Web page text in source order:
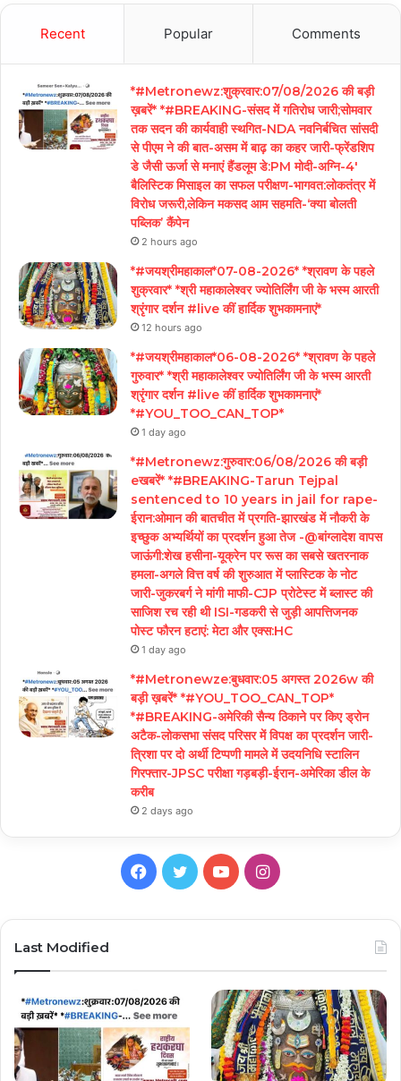
Recent Popular Comments
*#Metronewz:शुक्रवार:07/08/2026 की बड़ी
ख़बरें* *#BREAKING-संसद में गतिरोध जारी;सोमवार
तक सदन की कार्यवाही स्थगित-NDA नवनिर्बचित सांसदी
से पीएम ने की बात-असम में बाढ़ का कहर जारी-फ्रेंडशिप
डे जैसी ऊर्जा से मनाएं हैंडलूम डे:PM मोदी-अग्नि-4′
बैलिस्टिक मिसाइल का सफल परीक्षण-भागवत:लोकतंत्र में
विरोध जरूरी,लेकिन मकसद आम सहमति-‘क्या बोलती
पब्लिक’ कैंपेन
2 hours ago
*#जयश्रीमहाकाल*07-08-2026* *श्रावण के पहले
शुक्रवार* *श्री महाकालेश्वर ज्योतिर्लिंग जी के भस्म आरती
श्रृंगार दर्शन #live कीं हार्दिक शुभकामनाएं*
12 hours ago
*#जयश्रीमहाकाल*06-08-2026* *श्रावण के पहले
गुरुवार* *श्री महाकालेश्वर ज्योतिर्लिंग जी के भस्म आरती
श्रृंगार दर्शन #live कीं हार्दिक शुभकामनाएं*
*#YOU_TOO_CAN_TOP*
1 day ago
*#Metronewz:गुरुवार:06/08/2026 की बड़ी
eखबरें* *#BREAKING-Tarun Tejpal
sentenced to 10 years in jail for rape-
ईरान:ओमान की बातचीत में प्रगति-झारखंड में नौकरी के
इच्छुक अभ्यर्थियों का प्रदर्शन हुआ तेज -@बांग्लादेश वापस
जाऊंगी:शेख हसीना-यूक्रेन पर रूस का सबसे खतरनाक
हमला-अगले वित्त वर्ष की शुरुआत में प्लास्टिक के नोट
जारी-जुकरबर्ग ने मांगी माफी-CJP प्रोटेस्ट में ब्लास्ट की
साजिश रच रही थी ISI-गडकरी से जुड़ी आपत्तिजनक
पोस्ट फौरन हटाएं: मेटा और एक्स:HC
1 day ago
*#Metronewze:बुधवार:05 अगस्त 2026w की
बड़ी ख़बरें* *#YOU_TOO_CAN_TOP*
*#BREAKING-अमेरिकी सैन्य ठिकाने पर किए ड्रोन
अटैक-लोकसभा संसद परिसर में विपक्ष का प्रदर्शन जारी-
त्रिशा पर दो अर्थी टिप्पणी मामले में उदयनिधि स्टालिन
गिरफ्तार-JPSC परीक्षा गड़बड़ी-ईरान-अमेरिका डील के
करीब
2 days ago
Facebook
TwitterYouTubeInstagram
Last Modified